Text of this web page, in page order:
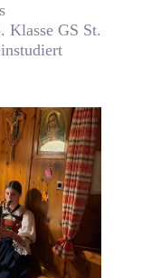
Klasse GS St.